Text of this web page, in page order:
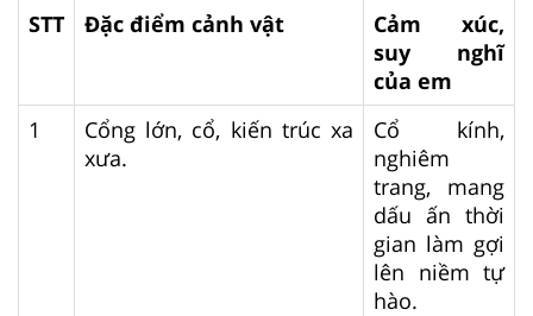
STT
Đặc điểm cảnh vật
Cảm xúc,
suy nghĩ
của em
1
Cổng lớn, cổ, kiến trúc xa
xưa.
Cổ kính,
nghiêm
trang, mang
dấu ấn thời
gian làm gợi
lên niềm tự
hào.